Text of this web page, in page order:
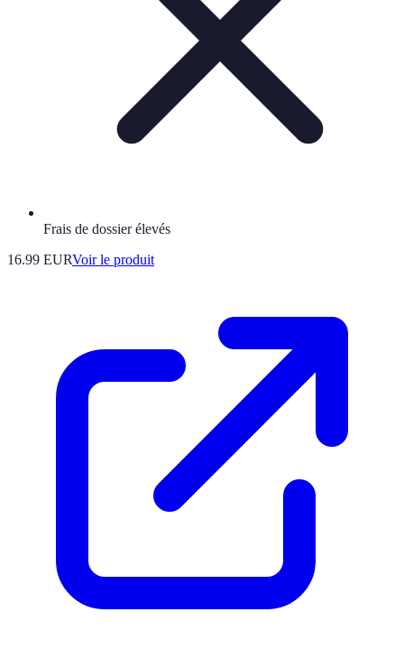
Frais de dossier élevés
16.99 EURVoir le produit